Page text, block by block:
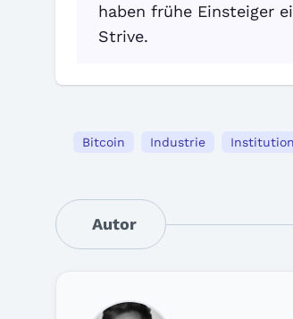
haben frühe Einsteiger
Strive.
Bitcoin Industrie
Autor